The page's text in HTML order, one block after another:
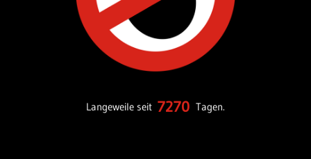
Langeweile seit 7270 Tagen.